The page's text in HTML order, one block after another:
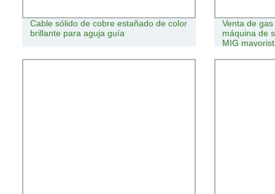
Cable sólido de cobre estañado de color
brillante para aguja guía
Venta de
máquina de
MIG